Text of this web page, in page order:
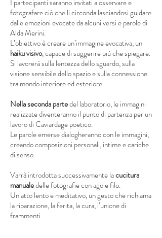
I partecipanti saranno invitati a osservare e
fotografare ciò che li circonda lasciandosi guidare
dalle emozioni evocate da alcuni versi e parole di
Alda Merini.
L’obiettivo è creare un’immagine evocativa, un
haiku visivo, capace di suggerire più che spiegare.
Si lavorerà sulla lentezza dello sguardo, sulla
visione sensibile dello spazio e sulla connessione
tra mondo interiore ed esteriore.
Nella seconda partedel laboratorio, le immagini
realizzate diventeranno il punto di partenza per un
lavoro di Caviardage poetico.
Le parole emerse dialogheranno con le immagini,
creando composizioni personali, intime e cariche
di senso.
Varrà introdotta successivamente lacucitura
manualedelle fotografie con ago e filo.
Un atto lento e meditativo, un gesto che richiama
la riparazione, la ferita, la cura, l’unione di
frammenti.